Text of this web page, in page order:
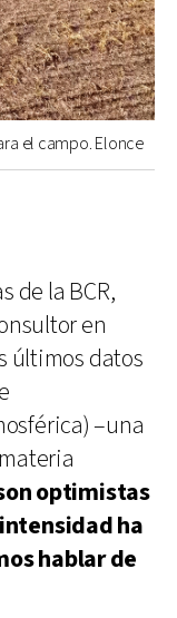
el campo. Elonce
de la BCR,
en
últimos datos
–una
optimistas
ha
hablar de